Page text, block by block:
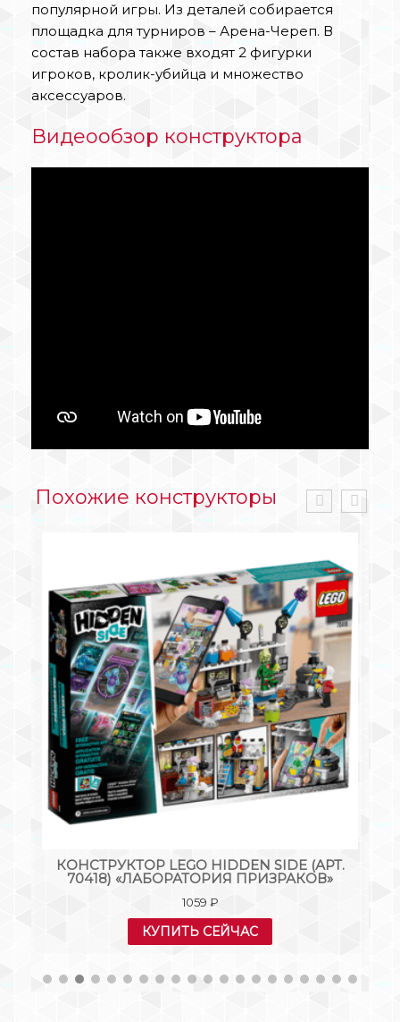
популярной игры. Из деталей собирается
площадка для турниров – Арена-Череп. В
состав набора также входят 2 фигурки
игроков, кролик-убийца и множество
аксессуаров.
Видеообзор конструктора
Похожие конструкторы
КОНСТРУКТОР LEGO HIDDEN SIDE (АРТ.
70418) «ЛАБОРАТОРИЯ ПРИЗРАКОВ»
1059 ₽
КУПИТЬ СЕЙЧАС